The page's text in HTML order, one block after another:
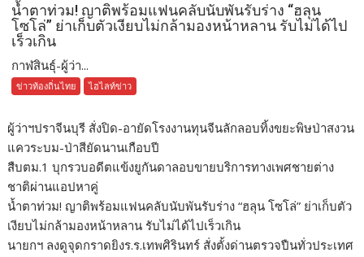
น้ำตาท่วม! ญาติพร้อมแฟนคลับนับพันรับร่าง “ฮลุน
โซโล่” ย่าเก็บตัวเงียบไม่กล้ามองหน้าหลาน รับไม่ได้ไป
เร็วเกิน
กาฬสินธุ์-ผู้ว่า...
ข่าวท้องถิ่นไทย ไฮไลท์ข่าว
ผู้ว่าฯปราจีนบุรี สั่งปิด-อายัดโรงงานทุนจีนลักลอบทิ้งขยะพิษป่าสงวน
แควระบม-ป่าสียัดนานเกือบปี
สืบตม.1 บุกรวบอดีตแข้งยูกันดาลอบขายบริการทางเพศชายต่าง
ชาติผ่านแอปหาคู่
น้ำตาท่วม! ญาติพร้อมแฟนคลับนับพันรับร่าง “ฮลุน โซโล่” ย่าเก็บตัว
เงียบไม่กล้ามองหน้าหลาน รับไม่ได้ไปเร็วเกิน
นายกฯ ลงดูจุดกราดยิงร.ร.เทพศิรินทร์ สั่งตั้งด่านตรวจปืนทั่วประเทศ